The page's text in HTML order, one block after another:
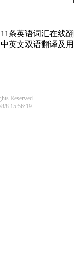
条英语词汇在线翻
英文双语翻译及用
Reserved
8 15:56:19